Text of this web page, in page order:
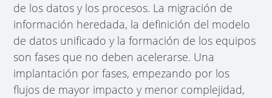
de los datos y los procesos. La migración de
información heredada, la definición del modelo
de datos unificado y la formación de los equipos
son fases que no deben acelerarse. Una
implantación por fases, empezando por los
flujos de mayor impacto y menor complejidad,